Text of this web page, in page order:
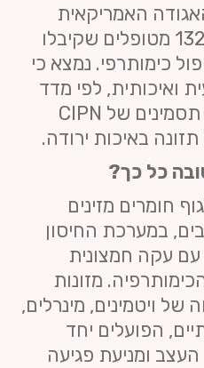
האמריקאית
לסרטן, נותחו נתונים מ‑132 מטופלים שקיבלו
כימותרפי. נמצא כי
ואיכותית, לפי מדד
AHEI‑2010, חוו פחות תסמינים של CIPN
באיכות ירודה.
כל כך?
חומרים מזינים
במערכת החיסון
עם עקה חמצונית
מזונות
של ויטמינים, מינרלים,
הפועלים יחד
ומניעת פגיעה